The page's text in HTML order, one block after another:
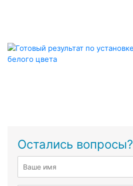
Остались вопросы?